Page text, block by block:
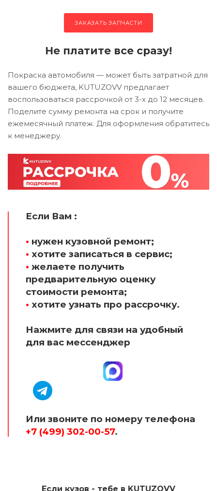
ЗАКАЗАТЬ ЗАПЧАСТИ
Не платите все сразу!
Покраска автомобиля — может быть затратной для
вашего бюджета, KUTUZOVV предлагает
воспользоваться рассрочкой от 3-х до 12 месяцев.
Поделите сумму ремонта на срок и получите
ежемесячный платеж. Для оформления обратитесь
к менеджеру.
Если Вам :
• нужен кузовной ремонт;
• хотите записаться в сервис;
• желаете получить
предварительную оценку
стоимости ремонта;
• хотите узнать про рассрочку.
Нажмите для связи на удобный
для вас мессенджер
Или звоните по номеру телефона
+7 (499) 302-00-57.
Если кузов - тебе в KUTUZOVV